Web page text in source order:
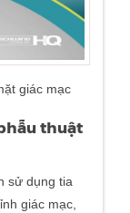
giác mạc
thuật
sử dụng tia
giác mạc,